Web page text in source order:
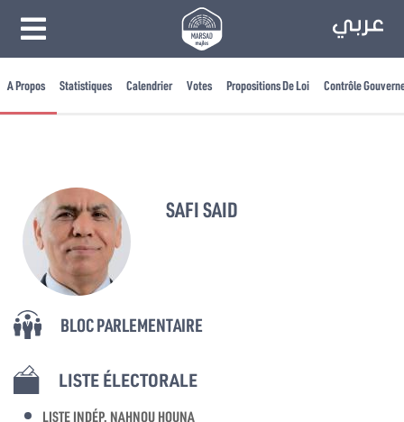
A Propos Statistiques Calendrier Votes Propositions De Loi Contrôle
SAFI SAID
BLOC PARLEMENTAIRE
LISTE ÉLECTORALE
LISTE INDÉP. NAHNOU HOUNA